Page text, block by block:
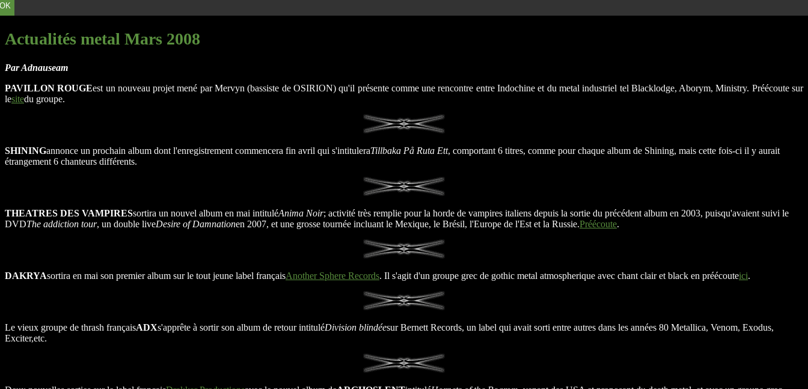
OK
Actualités metal Mars 2008
Par Adnauseam
PAVILLON ROUGEest un nouveau projet mené par Mervyn (bassiste de OSIRION) qu'il présente comme une rencontre entre Indochine et du metal industriel tel Blacklodge, Aborym, Ministry. Préécoute sur
lesitedu groupe.
SHININGannonce un prochain album dont l'enregistrement commencera fin avril qui s'intituleraTillbaka På Ruta Ett, comportant 6 titres, comme pour chaque album de Shining, mais cette fois-ci il y aurait
étrangement 6 chanteurs différents.
THEATRES DES VAMPIRESsortira un nouvel album en mai intituléAnima Noir; activité très remplie pour la horde de vampires italiens depuis la sortie du précédent album en 2003, puisqu'avaient suivi le
DVDThe addiction tour, un double liveDesire of Damnationen 2007, et une grosse tournée incluant le Mexique, le Brésil, l'Europe de l'Est et la Russie.Préécoute.
DAKRYAsortira en mai son premier album sur le tout jeune label françaisAnother Sphere Records. Il s'agit d'un groupe grec de gothic metal atmospherique avec chant clair et black en préécouteici.
Le vieux groupe de thrash françaisADXs'apprête à sortir son album de retour intituléDivision blindéesur Bernett Records, un label qui avait sorti entre autres dans les années 80 Metallica, Venom, Exodus,
Exciter,etc.